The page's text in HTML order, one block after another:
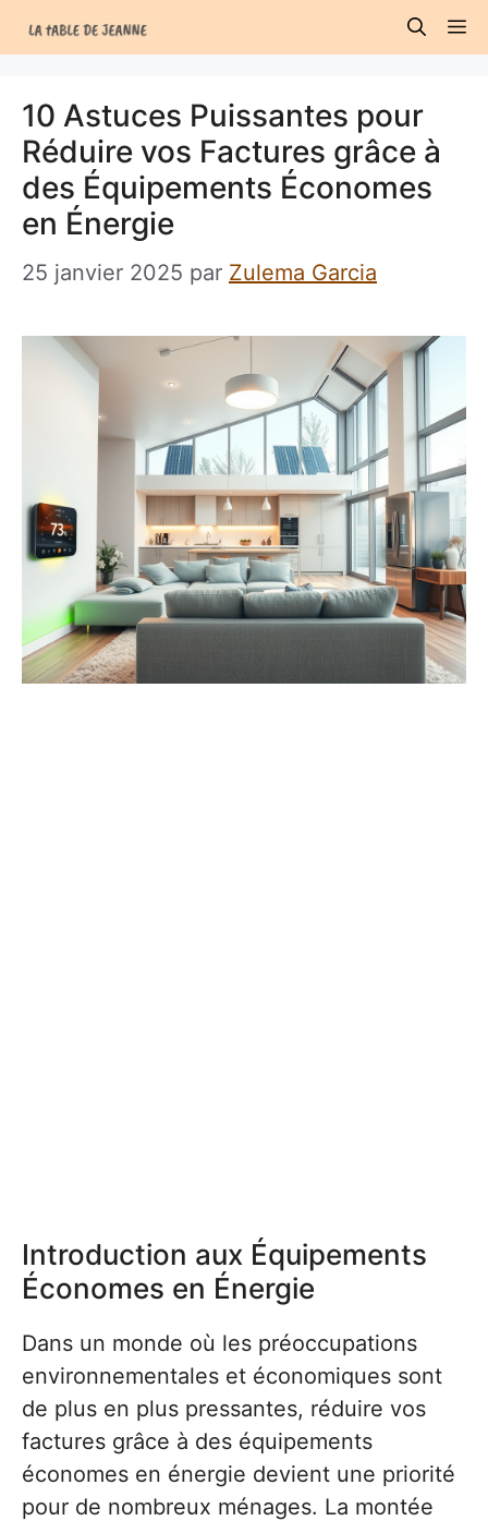
au
10 Astuces Puissantes pour
Réduire vos Factures grâce à
des Équipements Économes
en Énergie
25 janvier 2025 par Zulema Garcia
Introduction aux Équipements
Économes en Énergie
Dans un monde où les préoccupations
environnementales et économiques sont
de plus en plus pressantes, réduire vos
factures grâce à des équipements
économes en énergie devient une priorité
pour de nombreux ménages. La montée